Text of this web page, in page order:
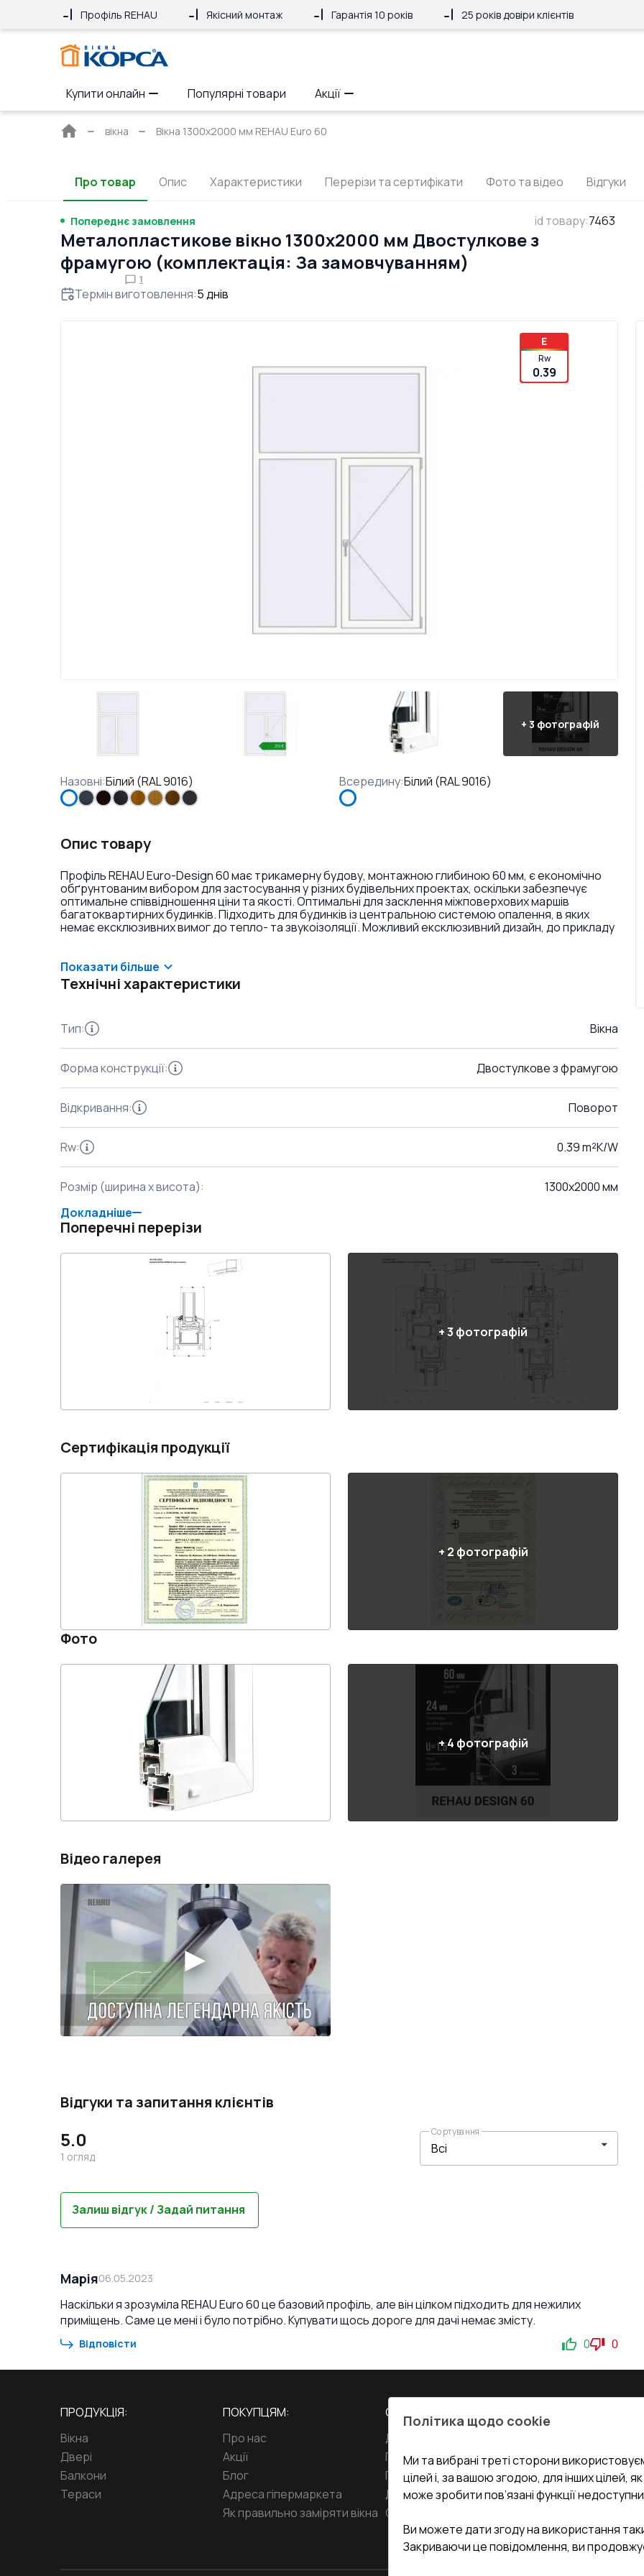
Профіль REHAU Якісний монтаж Гарантія 10 років 25 років довіри клієнтів
Купити онлайн Популярні товари Акції
Головна
вікна Вікна 1300x2000 мм REHAU Euro 60
Про товар Опис Характеристики Перерізи та сертифікати Фото та відео Відгуки
Попереднє замовлення id товару:7463
Металопластикове вікно 1300x2000 мм Двостулкове з
фрамугою (комплектація: За замовчуванням)
1
Термін виготовлення:5днів
E
Rw
0.39
+3 фотографій
Назовні:Білий (RAL 9016) Всередину:Білий (RAL 9016)
Опис товару
Профіль REHAU Euro-Design 60 має трикамерну будову, монтажною глибиною 60 мм, є економічно
обґрунтованим вибором для застосування у різних будівельних проектах, оскільки забезпечує
оптимальне співвідношення ціни та якості. Оптимальні для засклення міжповерхових маршів
багатоквартирних будинків. Підходить для будинків із центральною системою опалення, в яких
немає ексклюзивних вимог до тепло- та звукоізоляції. Можливий ексклюзивний дизайн, до прикладу
Показати більше
Технічні характеристики
Тип: Вікна
Форма конструкції: Двостулкове з фрамугою
Відкривання: Поворот
Rw: 0.39 m²K/W
Розмір (ширина x висота):
1300x2000 мм
Докладніше
Поперечні перерізи
+3 фотографій
Сертифікація продукції
+2 фотографій
Фото
+4 фотографій
Відео галерея
Відгуки та запитання клієнтів
5.0
1 огляд
Сортування
Залиш відгук / Задай питання
Марія06.05.2023
Наскільки я зрозуміла REHAU Euro 60 це базовий профіль, але він цілком підходить для нежилих
приміщень. Саме це мені і було потрібно. Купувати щось дороге для дачі немає змісту.
Відповісти 0 0
ПРОДУКЦІЯ:
Вікна
Двері
Балкони
Тераси
ПОКУПЦЯМ:
Про нас
Акції
Блог
Адреса гіпермаркета
Як правильно заміряти вікна
СЕРВІС ТА ОБЛУГОВУВАННЯ:
Доставка і Оплата
Гарантія та Сервіс
Повернення товару
Договір публічної оферти
Співпраця з нами
Політика щодо cookie
Ми та вибрані треті сторони
цілей і, за вашою згодою, для інших цілей,
може зробити пов’язані функції
Ви можете дати згоду на використання
Закриваючи це повідомлення, ви